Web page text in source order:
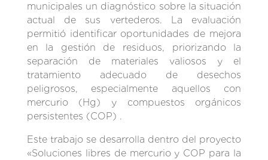
municipales un diagnóstico sobre la situación
actual de sus vertederos. La evaluación
permitió identificar oportunidades de mejora
en la gestión de residuos, priorizando la
separación de materiales valiosos y el
tratamiento adecuado de desechos
peligrosos, especialmente aquellos con
mercurio (Hg) y compuestos orgánicos
persistentes (COP) .
Este trabajo se desarrolla dentro del proyecto
«Soluciones libres de mercurio y COP para la